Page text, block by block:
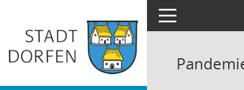
Toggle navigation